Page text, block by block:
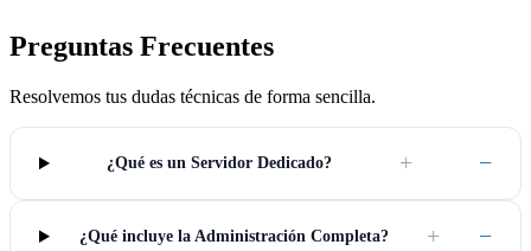
Preguntas Frecuentes
Resolvemos tus dudas técnicas de forma sencilla.
¿Qué es un Servidor Dedicado? + −
¿Qué incluye la Administración Completa? + −